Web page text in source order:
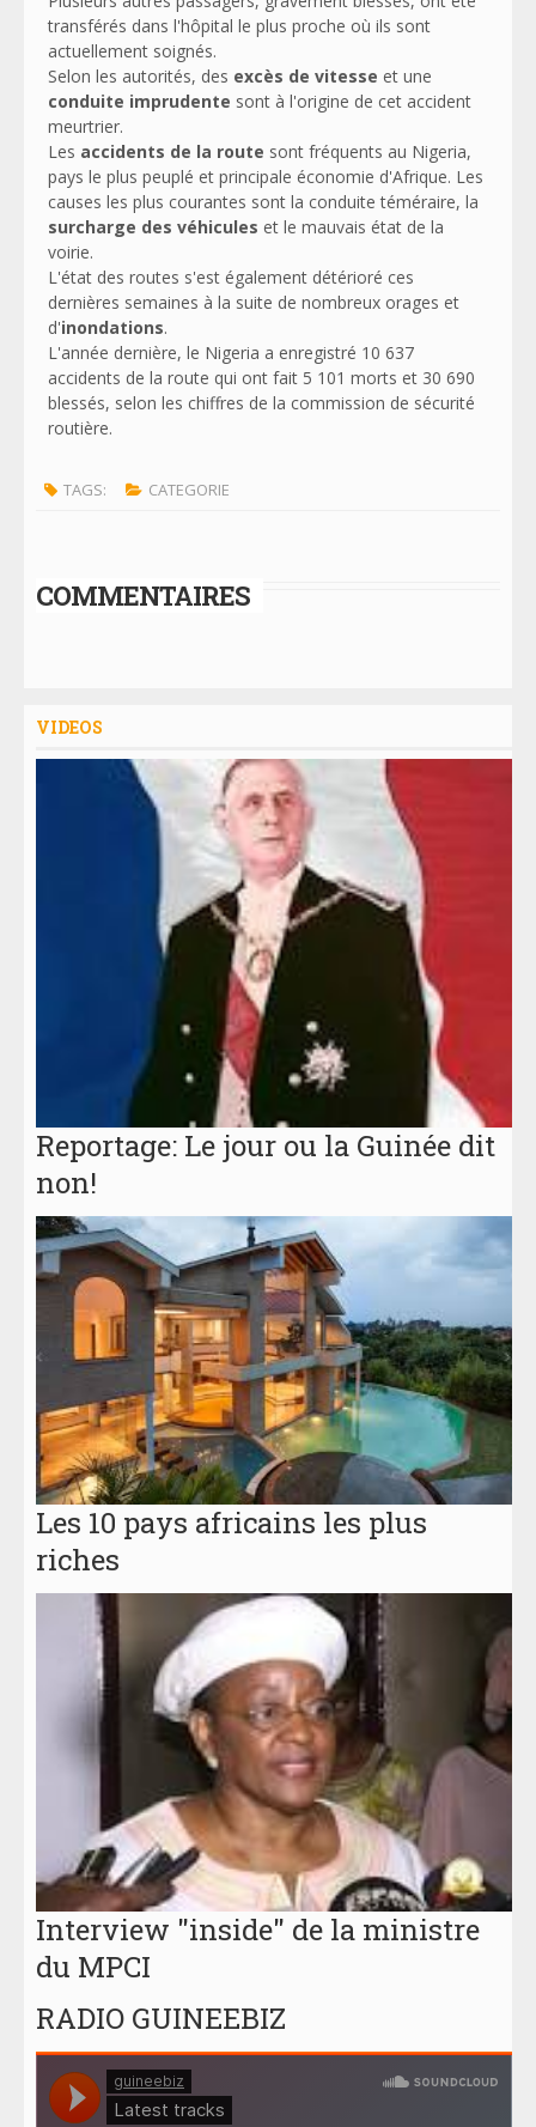
transférés dans l'hôpital le plus proche où ils sont
actuellement soignés.
Selon les autorités, des excès de vitesse et une
conduite imprudente sont à l'origine de cet accident
meurtrier.
Les accidents de la route sont fréquents au Nigeria,
pays le plus peuplé et principale économie d'Afrique. Les
causes les plus courantes sont la conduite téméraire, la
surcharge des véhicules et le mauvais état de la
voirie.
L'état des routes s'est également détérioré ces
dernières semaines à la suite de nombreux orages et
d'inondations.
L'année dernière, le Nigeria a enregistré 10 637
accidents de la route qui ont fait 5 101 morts et 30 690
blessés, selon les chiffres de la commission de sécurité
routière.
TAGS: CATEGORIE
COMMENTAIRES
VIDEOS
Reportage: Le jour ou la Guinée dit
non!
Les 10 pays africains les plus
riches
Interview "inside" de la ministre
du MPCI
RADIO GUINEEBIZ